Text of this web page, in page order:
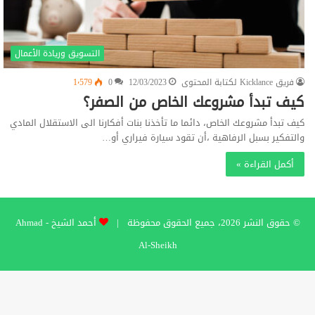
التسويق وريادة الأعمال
فريق Kicklance لكتابة المحتوى
12/03/2023
0 1٬579
كيف تبدأ مشروعك الخاص من الصفر؟
كيف تبدأ مشروعك الخاص، دائما ما تأخذنا بنات أفكارنا الى الاستقلال المادي
والتفكير بسبل الرفاهية ،أن تقود سيارة فيراري أو…
أكمل القراءة »
© حقوق النشر 2026، جميع الحقوق محفوظة |
أحمد الشيخ - Ahmad
Al-Sheikh